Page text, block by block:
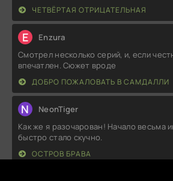
ЧЕТВЁРТАЯ ОТРИЦАТЕЛЬНАЯ
E Enzura
Смотрел несколько серий, и, если
впечатлен. Сюжет вроде
ДОБРО ПОЖАЛОВАТЬ В САМДАЛЛИ
N NeonTiger
Как же я разочарован! Начало весьма
быстро стало скучно.
ОСТРОВ БРАВА